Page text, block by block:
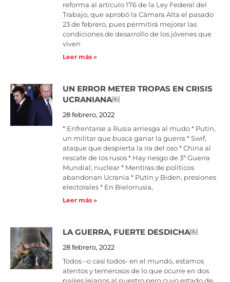
reforma al artículo 176 de la Ley Federal del
Trabajo, que aprobó la Cámara Alta el pasado
23 de febrero, pues permitirá mejorar las
condiciones de desarrollo de los jóvenes que
viven
Leer más »
UN ERROR METER TROPAS EN CRISIS
UCRANIANA￼
28 febrero, 2022
* Enfrentarse a Rusia arriesga al mudo * Putin,
un militar que busca ganar la guerra * Swif,
ataque que despierta la ira del oso * China al
rescate de los rusos * Hay riesgo de 3ª Guerra
Mundial; nuclear * Mentiras de políticos
abandonan Ucrania * Putin y Biden, presiones
electorales * En Bielorrusia,
Leer más »
LA GUERRA, FUERTE DESDICHA￼
28 febrero, 2022
Todos –o casi todos- en el mundo, estamos
atentos y temerosos de lo que ocurre en dos